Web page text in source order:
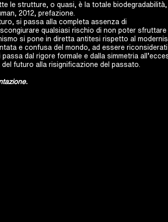
le strutture, o quasi, è la totale
2012, prefazione.
si passa alla completa assenza di
qualsiasi rischio di non poter sfruttare
si pone in diretta antitesi rispetto al
e confusa del mondo, ad essere riconsiderati
dal rigore formale e dalla simmetria
futuro alla risignificazione del passato.